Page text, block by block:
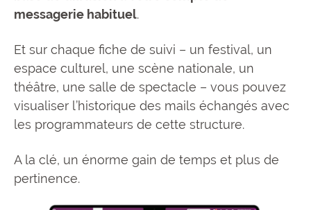
messagerie habituel.
Et sur chaque fiche de suivi – un festival, un
espace culturel, une scène nationale, un
théâtre, une salle de spectacle – vous pouvez
visualiser l’historique des mails échangés avec
les programmateurs de cette structure.
A la clé, un énorme gain de temps et plus de
pertinence.